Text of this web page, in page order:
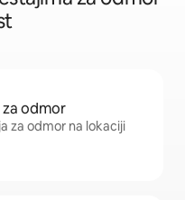
odmor
za odmor na lokaciji